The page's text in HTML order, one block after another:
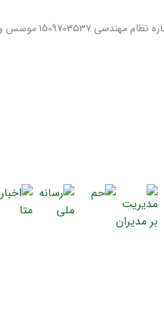
موسس و مدیر [...]